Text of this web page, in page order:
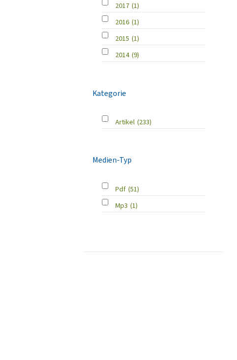
2017 (1)
2016 (1)
2015 (1)
2014 (9)
Kategorie
Artikel (233)
Medien-Typ
Pdf (51)
Mp3 (1)